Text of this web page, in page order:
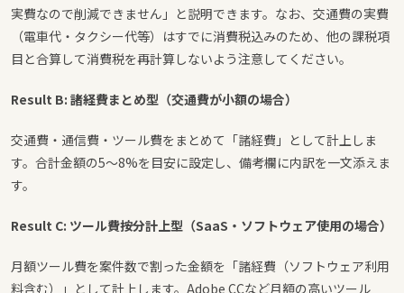
実費なので削減できません」と説明できます。なお、交通費の実費
（電車代・タクシー代等）はすでに消費税込みのため、他の課税項
目と合算して消費税を再計算しないよう注意してください。
Result B: 諸経費まとめ型（交通費が小額の場合）
交通費・通信費・ツール費をまとめて「諸経費」として計上しま
す。合計金額の5〜8%を目安に設定し、備考欄に内訳を一文添えま
す。
Result C: ツール費按分計上型（SaaS・ソフトウェア使用の場合）
月額ツール費を案件数で割った金額を「諸経費（ソフトウェア利用
料含む）」として計上します。Adobe CCなど月額の高いツール